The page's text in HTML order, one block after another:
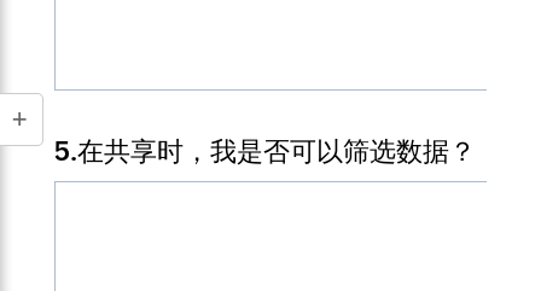
5.在共享时，我是否可以筛选数据？